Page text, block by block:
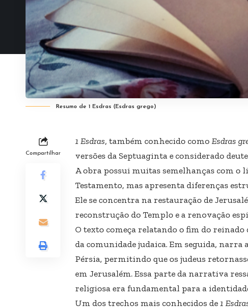
Resumo de 1 Esdras (Esdras grego)
Compartilhar
1 Esdras, também conhecido como Esdras
versões da Septuaginta e considerado
A obra possui muitas semelhanças com o
Testamento, mas apresenta diferenças
Ele se concentra na restauração de
reconstrução do Templo e a renovação
O texto começa relatando o fim do reinado
da comunidade judaica. Em seguida,
Pérsia, permitindo que os judeus
em Jerusalém. Essa parte da narrativa
religiosa era fundamental para a
Um dos trechos mais conhecidos de1